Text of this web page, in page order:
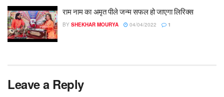
राम नाम का अमृत पीले जन्म सफल हो जाएगा लिरिक्स
BY SHEKHAR MOURYA 04/04/2022 1
Leave a Reply